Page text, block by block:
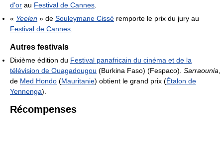
d'or au Festival de Cannes
« Yeelen » de Souleymane Cissé remporte le prix du jury au
Festival de Cannes
Autres festivals
Dixième édition du Festival panafricain du cinéma et de la
télévision de Ouagadougou (Burkina Faso) (Fespaco). Sarraounia
de Med Hondo (Mauritanie) obtient le grand prix (Étalon de
Yennenga).
Récompenses